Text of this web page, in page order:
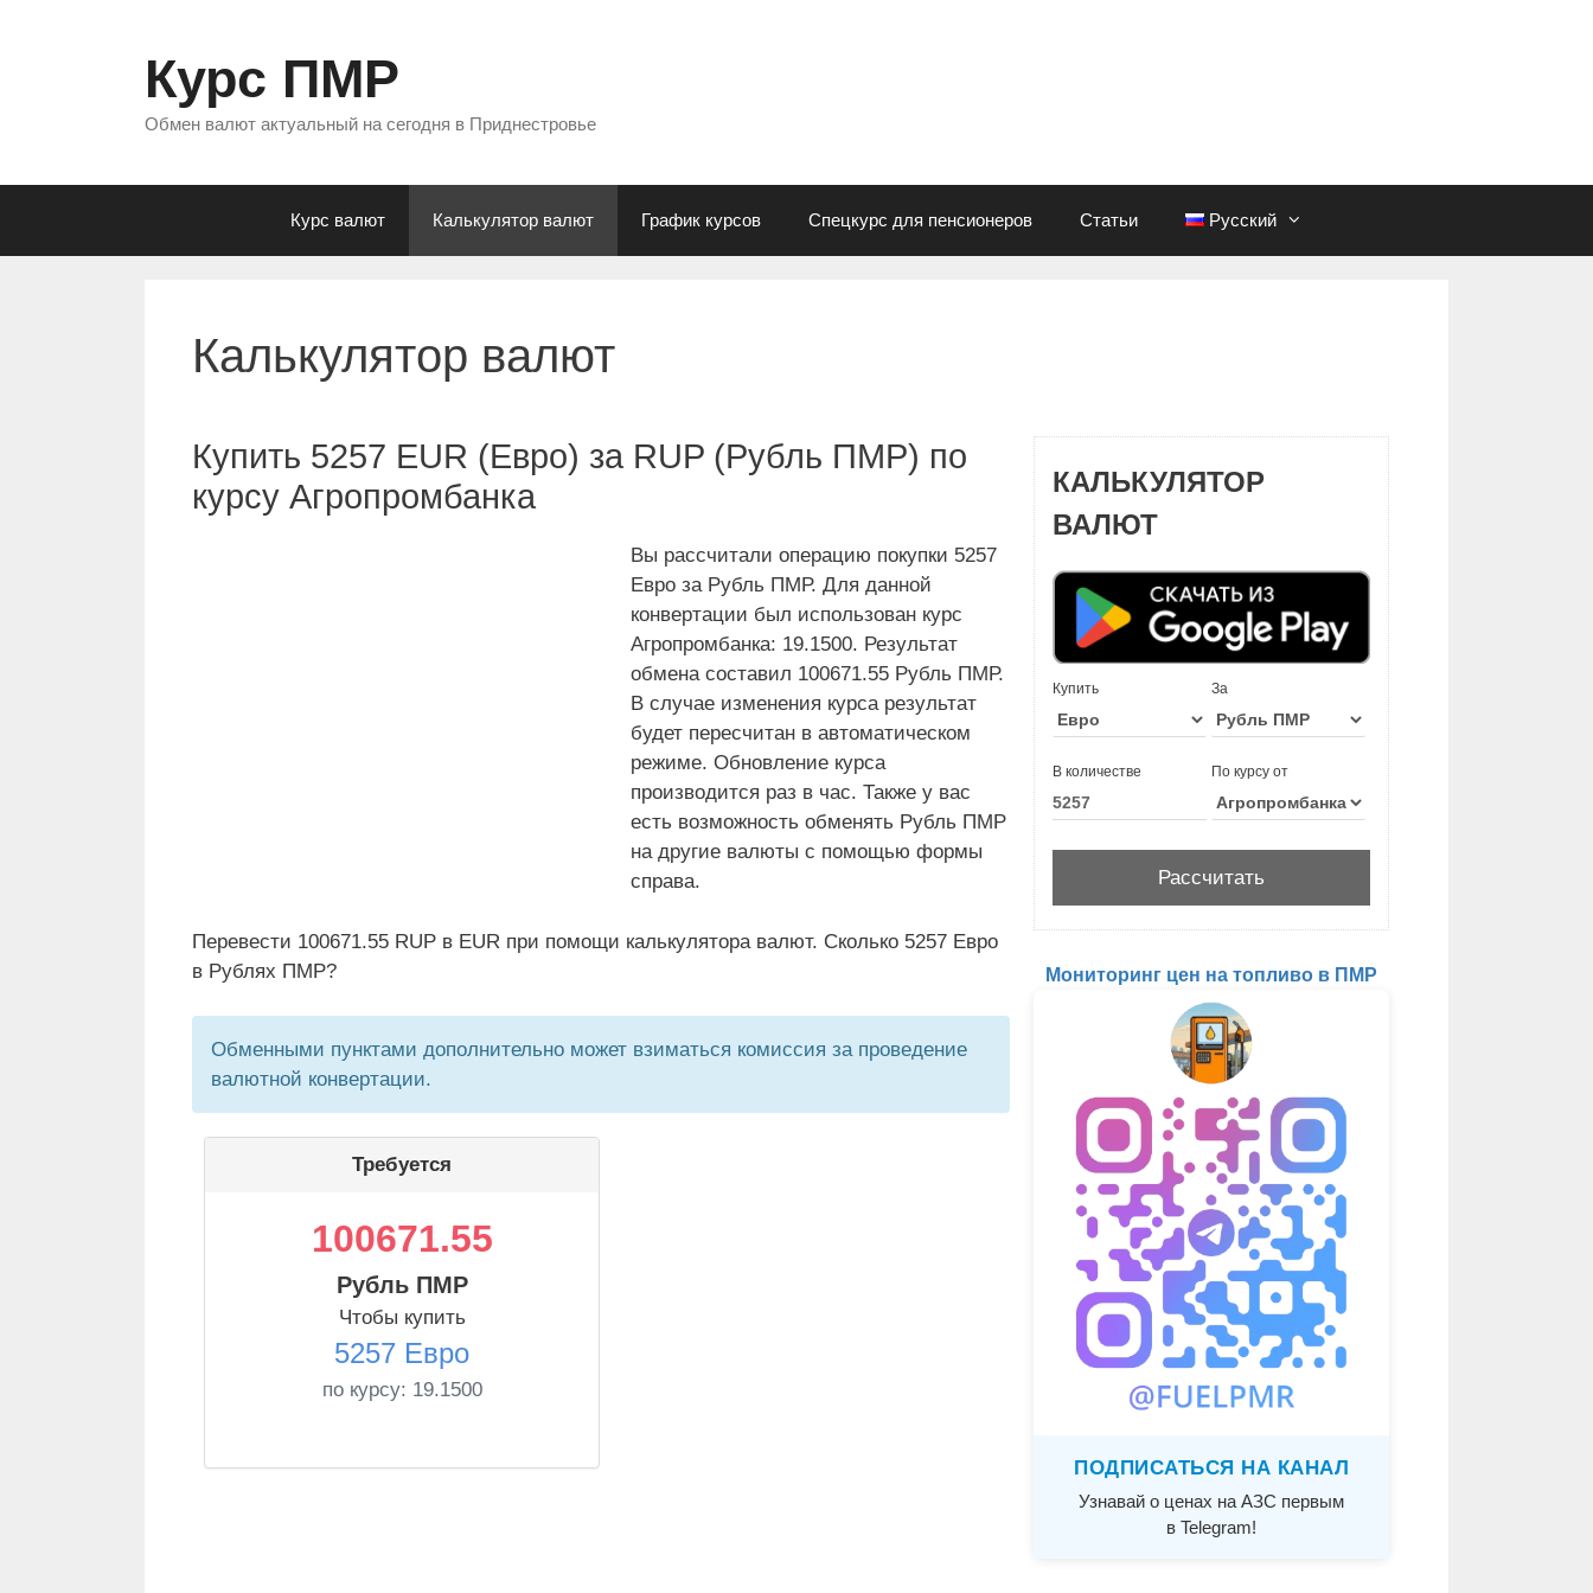
Курс ПМР
Обмен валют актуальный на сегодня в Приднестровье
Курс валют Калькулятор валют График курсов Спецкурс для пенсионеров Статьи Русский
Калькулятор валют
Купить 5257 EUR (Евро) за RUP (Рубль ПМР) по
курсу Агропромбанка
Вы рассчитали операцию покупки 5257
Евро за Рубль ПМР. Для данной
конвертации был использован курс
Агропромбанка: 19.1500. Результат
обмена составил 100671.55 Рубль ПМР.
В случае изменения курса результат
будет пересчитан в автоматическом
режиме. Обновление курса
производится раз в час. Также у вас
есть возможность обменять Рубль ПМР
на другие валюты с помощью формы
справа.
Перевести 100671.55 RUP в EUR при помощи калькулятора валют. Сколько 5257 Евро
в Рублях ПМР?
Обменными пунктами дополнительно может взиматься комиссия за проведение
валютной конвертации.
Требуется
100671.55
Рубль ПМР
Чтобы купить
5257 Евро
по курсу: 19.1500
КАЛЬКУЛЯТОР
ВАЛЮТ
Купить За
В количестве По курсу от
Мониторинг цен на топливо в ПМР
ПОДПИСАТЬСЯ НА КАНАЛ
Узнавай о ценах на АЗС первым
в Telegram!